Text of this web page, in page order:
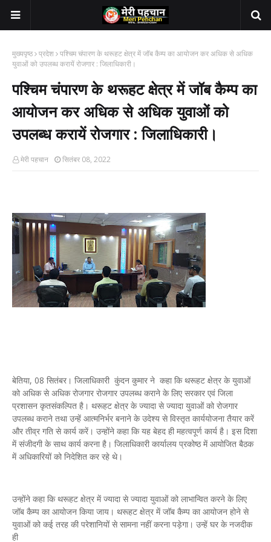
मुख्यपृष्ठ प्रदेश पश्चिम चंपारण के थरूहट क्षेत्र में जॉब कैम्प का आयोजन कर अधिक से अधिक
युवाओं को उपलब्ध करायें रोजगार : जिलाधिकारी।
पश्चिम चंपारण के थरूहट क्षेत्र में जॉब कैम्प का
आयोजन कर अधिक से अधिक युवाओं को
उपलब्ध करायें रोजगार : जिलाधिकारी।
मेरी पहचान सितंबर 08, 2022
बेतिया, 08 सितंबर। जिलाधिकारी कुंदन कुमार ने कहा कि थरूहट क्षेत्र के युवाओं
को अधिक से अधिक रोजगार रोजगार उपलब्ध कराने के लिए सरकार एवं जिला
प्रशासन कृतसंकल्पित है। थरूहट क्षेत्र के ज्यादा से ज्यादा युवाओं को रोजगार
उपलब्ध कराने तथा उन्हें आत्मनिर्भर बनाने के उदेश्य से विस्तृत कार्ययोजना तैयार करें
और तीव्र गति से कार्य करें। उन्होंने कहा कि यह बेहद ही महत्वपूर्ण कार्य है। इस दिशा
में संजीदगी के साथ कार्य करना है। जिलाधिकारी कार्यालय प्रकोष्ठ में आयोजित बैठक
में अधिकारियों को निदेशित कर रहे थे।
उन्होंने कहा कि थरूहट क्षेत्र में ज्यादा से ज्यादा युवाओं को लाभान्वित करने के लिए
जॉब कैम्प का आयोजन किया जाय। थरूहट क्षेत्र में जॉब कैम्प का आयोजन होने से
युवाओं को कई तरह की परेशानियों से सामना नहीं करना पड़ेगा। उन्हें घर के नजदीक
ही